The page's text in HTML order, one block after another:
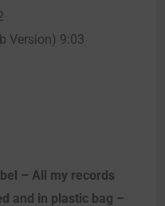
Version) 9:03
– All my records
and in plastic bag –